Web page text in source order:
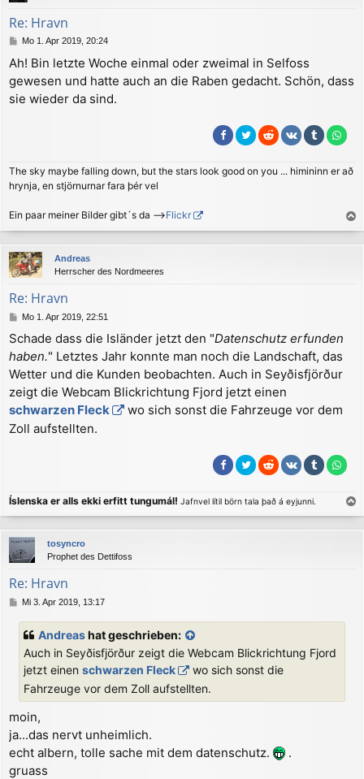
Re: Hravn
B
i
t
a
Mo 1. Apr 2019, 20:24
Ah! Bin letzte Woche einmal oder zweimal in Selfoss
gewesen und hatte auch an die Raben gedacht. Schön, dass
sie wieder da sind.
The sky maybe falling down, but the stars look good on you ... himininn er að
hrynja, en stjörnurnar fara þér vel
Ein paar meiner Bilder gibt´s da -->Flickr
a
c
Andreas
Herrscher des Nordmeeres
Re: Hravn
B
i
t
r
a
g
Mo 1. Apr 2019, 22:51
Schade dass die Isländer jetzt den "Datenschutz erfunden
haben." Letztes Jahr konnte man noch die Landschaft, das
Wetter und die Kunden beobachten. Auch in Seyðisfjörður
zeigt die Webcam Blickrichtung Fjord jetzt einen
schwarzen Fleck
wo sich sonst die Fahrzeuge vor dem
Zoll aufstellten.
Íslenska er alls ekki erfitt tungumál! Jafnvel lítil börn tala það á eyjunni.
a
c
tosyncro
Prophet des Dettifoss
Re: Hravn
B
g
Mi 3. Apr 2019, 13:17
Andreashat geschrieben:
Auch in Seyðisfjörður zeigt die Webcam Blickrichtung Fjord
jetzt einen schwarzen Fleck
wo sich sonst die
Fahrzeuge vor dem Zoll aufstellten.
moin,
ja...das nervt unheimlich.
echt albern, tolle sache mit dem datenschutz.
.
gruass